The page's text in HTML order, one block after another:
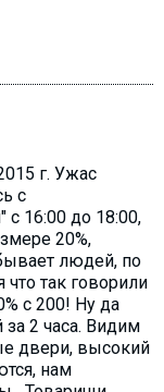
г. Ужас
с
с 16:00 до 18:00,
20%,
людей, по
что так говорили
с 200! Ну да
2 часа. Видим
двери, высокий
нам